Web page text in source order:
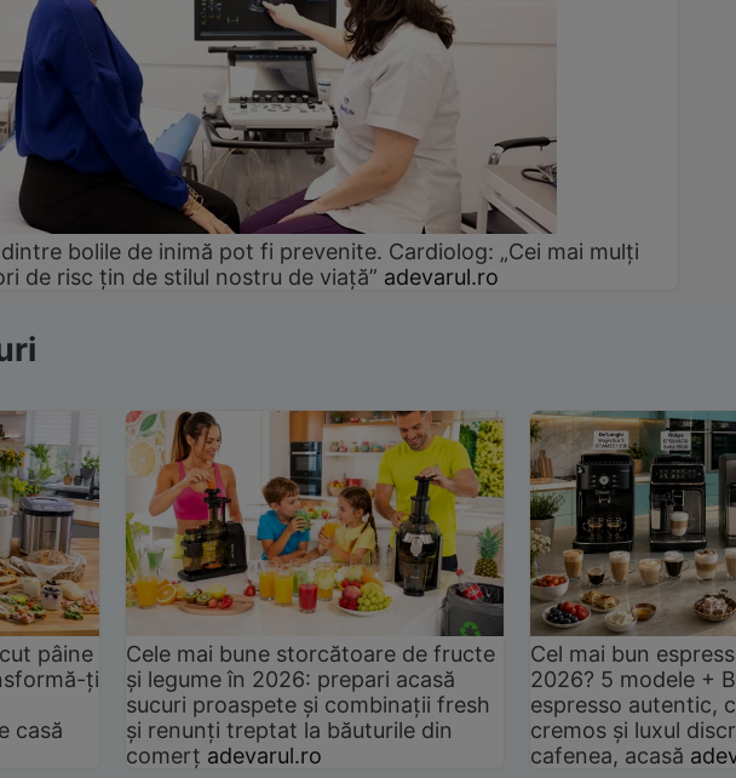
bolile de inimă pot fi prevenite. Cardiolog: „Cei mai mulți
de risc țin de stilul nostru de viață” adevarul.ro
pâine
ți
casă
Cele mai bune storcătoare de fructe
și legume în 2026: prepari acasă
sucuri proaspete și combinații fresh
și renunți treptat la băuturile din
comerț adevarul.ro
Cel mai bun
2026? 5 modele +
espresso autentic,
cremos și luxul
cafenea, acasă